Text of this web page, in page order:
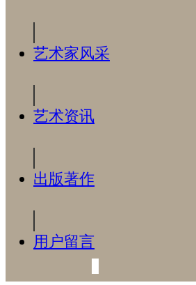
艺术家风采
艺术资讯
出版著作
用户留言